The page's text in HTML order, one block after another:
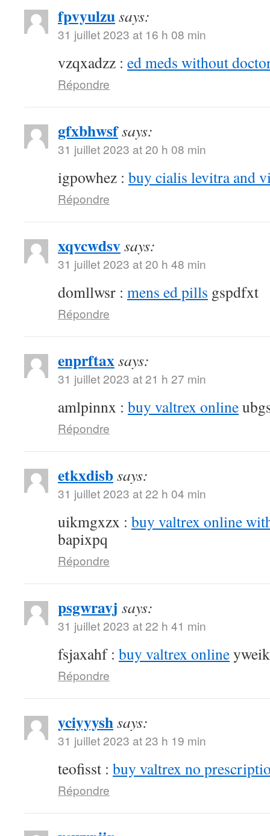
fpvyulzusays:
31 juillet 2023 at 16 h 08 min
vzqxadzz : ed meds without
Répondre
gfxbhwsfsays:
31 juillet 2023 at 20 h 08 min
igpowhez : buy cialis levitra and
Répondre
xqvcwdsvsays:
31 juillet 2023 at 20 h 48 min
domllwsr : mens ed pills gspdfxt
Répondre
enprftaxsays:
31 juillet 2023 at 21 h 27 min
amlpinnx : buy valtrex online
Répondre
etkxdisbsays:
31 juillet 2023 at 22 h 04 min
uikmgxzx : buy valtrex online
bapixpq
Répondre
psgwravj says:
31 juillet 2023 at 22 h 41 min
fsjaxahf : buy valtrex online
Répondre
yciyyyshsays:
31 juillet 2023 at 23 h 19 min
teofisst : buy valtrex no
Répondre